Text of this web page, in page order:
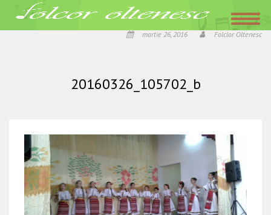
Acasa»Dansam de mici la festivalul „Traditii Oltenesti” – dansuri populare la
martie 26, 2016 Folclor Oltenesc
20160326_105702_b